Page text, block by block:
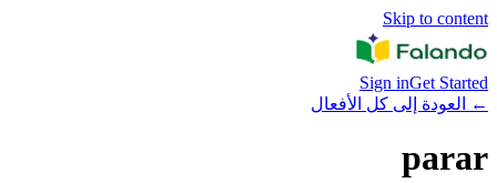
Skip to content
Sign inGet Started
←
العودة إلى كل الأفعال
parar